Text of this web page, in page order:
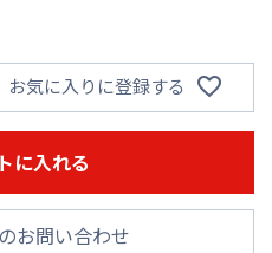
お気に入りに登録する
に入れる
お問い合わせ